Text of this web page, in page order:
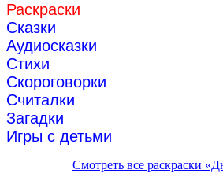
Раскраски
Сказки
Аудиосказки
Стихи
Скороговорки
Считалки
Загадки
Игры с детьми
Смотреть все раскраски